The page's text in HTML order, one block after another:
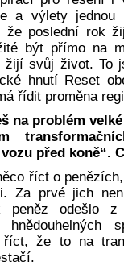
a výlety
že poslední rok
být přímo na
žijí svůj život. To
hnutí Reset
řídit proměna
na problém
vozu před koně“.
říct o
Za prvé jich
peněz odešlo z
hnědouhelných
že to na